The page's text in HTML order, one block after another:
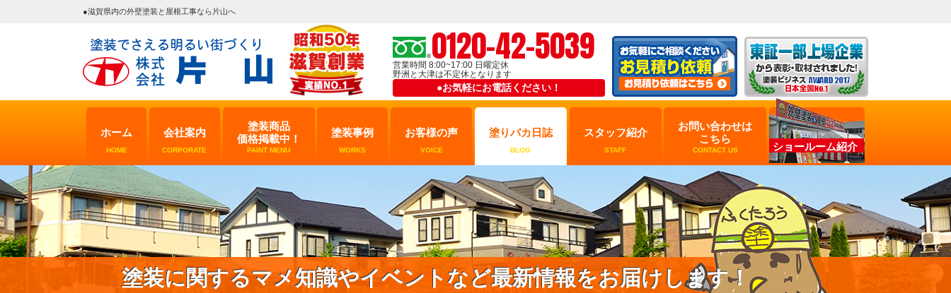
●滋賀県内の外壁塗装と屋根工事なら片山へ
0120-42-5039
営業時間 8:00~17:00 日曜定休
野洲と大津は不定休となります
●お気軽にお電話ください！
ホーム
HOME
会社案内
CORPORATE
塗装商品
価格掲載中！
PAINT MENU
塗装事例
WORKS
お客様の声
VOICE
塗りバカ日誌
BLOG
スタッフ紹介
STAFF
お問い合わせは
こちら
CONTACT US ショールーム紹介
塗装に関するマメ知識やイベントなど最新情報をお届けします！